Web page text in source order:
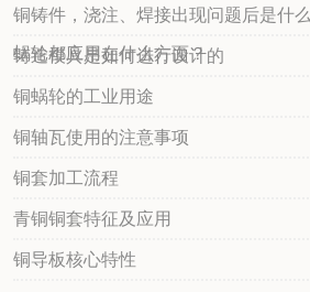
铜铸件，浇注、焊接出现问题后是什
蜗轮都应用在什么方面？
铸造模具是如何进行设计的
铜蜗轮的工业用途
铜轴瓦使用的注意事项
铜套加工流程
青铜铜套特征及应用
铜导板核心特性